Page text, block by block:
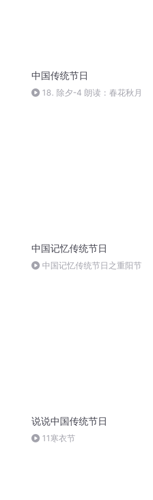
中国传统节日
18. 除夕-4 朗读：春花秋月
中国记忆传统节日
中国记忆传统节日之重阳节
说说中国传统节日
11寒衣节